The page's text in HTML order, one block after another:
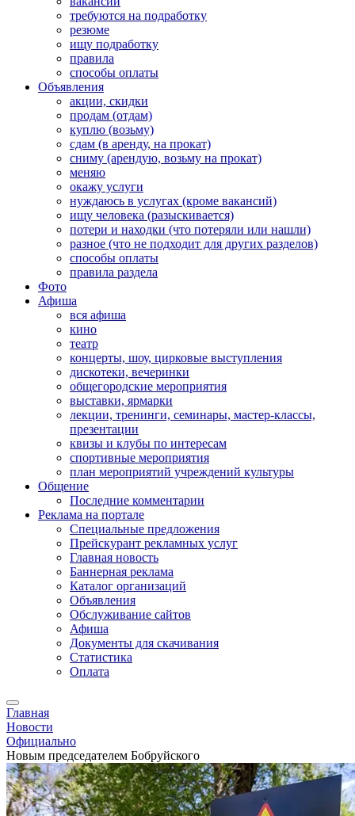
требуются на подработку
резюме
ищу подработку
правила
способы оплаты
Объявления
акции, скидки
продам (отдам)
куплю (возьму)
сдам (в аренду, на прокат)
сниму (арендую, возьму на прокат)
меняю
окажу услуги
нуждаюсь в услугах (кроме вакансий)
ищу человека (разыскивается)
потери и находки (что потеряли или нашли)
разное (что не подходит для других разделов)
способы оплаты
правила раздела
Фото
Афиша
вся афиша
кино
театр
концерты, шоу, цирковые выступления
дискотеки, вечеринки
общегородские мероприятия
выставки, ярмарки
лекции, тренинги, семинары, мастер-классы,
презентации
квизы и клубы по интересам
спортивные мероприятия
план мероприятий учреждений культуры
Общение
Последние комментарии
Реклама на портале
Специальные предложения
Прейскурант рекламных услуг
Главная новость
Баннерная реклама
Каталог организаций
Объявления
Обслуживание сайтов
Афиша
Документы для скачивания
Статистика
Оплата
Главная
Новости
Официально
Новым председателем Бобруйского